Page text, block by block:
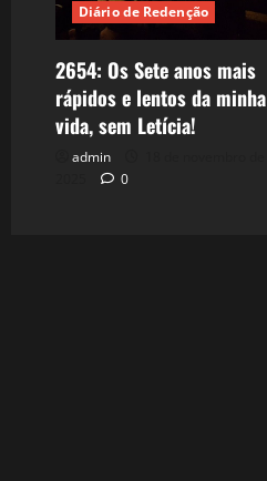
Diário de Redenção
2654: Os Sete anos mais
rápidos e lentos da minha
vida, sem Letícia!
admin
0